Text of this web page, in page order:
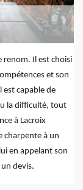
renom. Il est choisi
et son
capable de
la difficulté, tout
à Lacroix
charpente à un
en appelant son
devis.